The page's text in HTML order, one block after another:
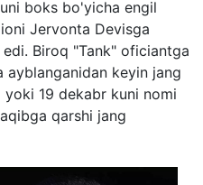
boks bo'yicha engil
Jervonta Devisga
Biroq "Tank" oficiantga
ayblanganidan keyin jang
19 dekabr kuni nomi
qarshi jang